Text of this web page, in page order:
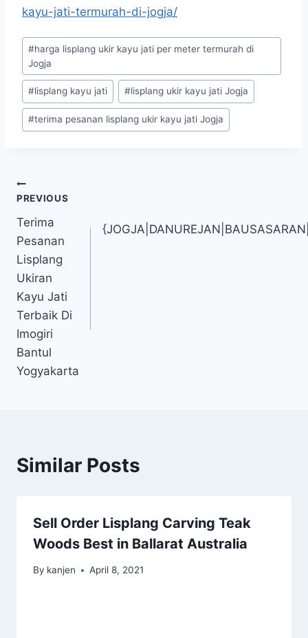
kayu-jati-termurah-di-jogja/
#harga lisplang ukir kayu jati per meter termurah di
Jogja
#lisplang kayu jati #lisplang ukir kayu jati Jogja
#terima pesanan lisplang ukir kayu jati Jogja
PREVIOUS
Terima
Pesanan
Lisplang
Ukiran
Kayu Jati
Terbaik Di
Imogiri
Bantul
Yogyakarta
Similar Posts
Sell Order Lisplang Carving Teak
Woods Best in Ballarat Australia
By kanjen April 8, 2021